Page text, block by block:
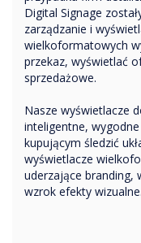
Digital Signage
zarządzanie i
wielkoformatowych
przekaz, wyświetlać
sprzedażowe.
Nasze wyświetlacze
inteligentne,
kupującym śledzić
wyświetlacze
uderzające branding,
wzrok efekty wizualne.